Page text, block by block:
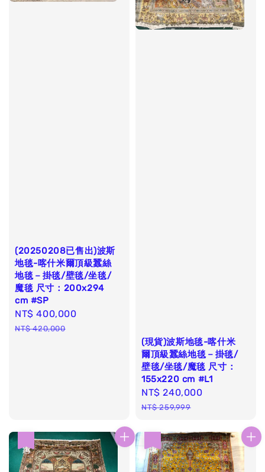
(20250208已售出)波斯
地毯-喀什米爾頂級蠶絲
地毯－掛毯/壁毯/坐毯/
魔毯 尺寸：200x294
cm #SP
Sale
price
NT$ 400,000
NT$ 420,000
(現貨)波斯地毯-喀什米
爾頂級蠶絲地毯－掛毯/
壁毯/坐毯/魔毯 尺寸：
155x220 cm #L1
Sale
price
NT$ 240,000
NT$ 259,999